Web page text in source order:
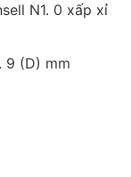
N1. 0 xấp xỉ
9 (D) mm